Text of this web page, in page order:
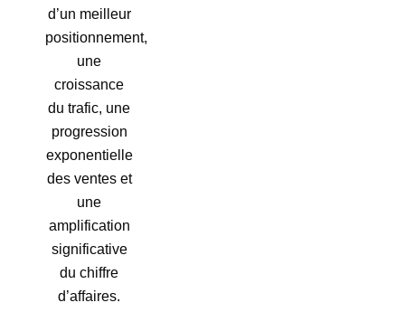
d’un meilleur
positionnement,
une
croissance
du trafic, une
progression
exponentielle
des ventes et
une
amplification
significative
du chiffre
d’affaires.